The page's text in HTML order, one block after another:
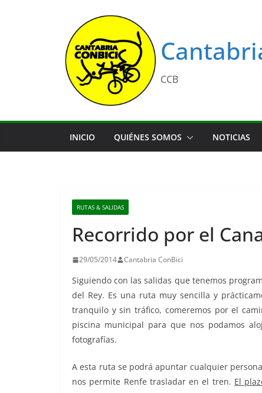
CCB
INICIO QUIÉNES SOMOS NOTICIAS
RUTAS & SALIDAS
Recorrido por el
29/05/2014 Cantabria ConBici
Siguiendo con las salidas que tenemos
del Rey. Es una ruta muy sencilla y
tranquilo y sin tráfico, comeremos por el
piscina municipal para que nos podamos
fotografías.
A esta ruta se podrá apuntar cualquier
nos permite Renfe trasladar en el tren. El